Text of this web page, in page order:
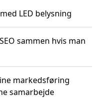
LED belysning
sammen hvis man
markedsføring
samarbejde